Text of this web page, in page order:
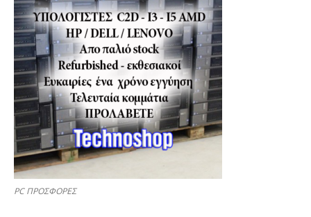
PC ΠΡΟΣΦΟΡΕΣ